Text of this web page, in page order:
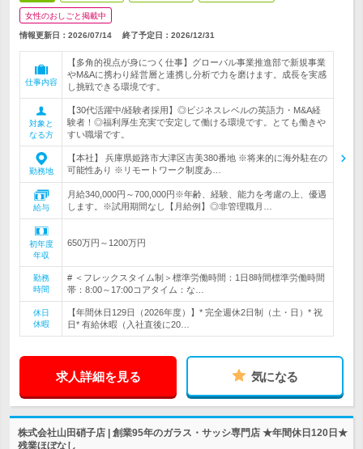
女性のおしごと掲載中
情報更新日：2026/07/14 終了予定日： 2026/12/31
仕事内容
【多角的視点が身につく仕事】グローバル事業推進部で新規事業
やM&Aに携わり経営層と連携し分析で力を磨けます。成長を実感
し挑戦できる環境です。
対象と
なる方
【30代活躍中/経験者採用】◎ビジネスレベルの英語力・M&A経
験者！◎福利厚生充実で安定して働ける環境です。とても働きや
すい職場です。
勤務地
【本社】 兵庫県姫路市大津区吉美380番地 ※将来的に海外駐在の
可能性あり ※リモートワーク制度あ…
給与
月給340,000円～700,000円※年齢、経験、能力を考慮の上、優遇
します。※試用期間なし【月給例】◎非管理職月…
初年度
年収
650万円～1200万円
勤務
時間
# ＜フレックスタイム制＞標準労働時間：1日8時間標準労働時間
帯：8:00～17:00コアタイム：な…
休日
休暇
【年間休日129日（2026年度）】* 完全週休2日制（土・日）* 祝
日* 有給休暇（入社直後に20…
求人詳細を見る 気になる
株式会社山田硝子店 | 創業95年のガラス・サッシ専門店 ★年間休日120日★
残業ほぼなし